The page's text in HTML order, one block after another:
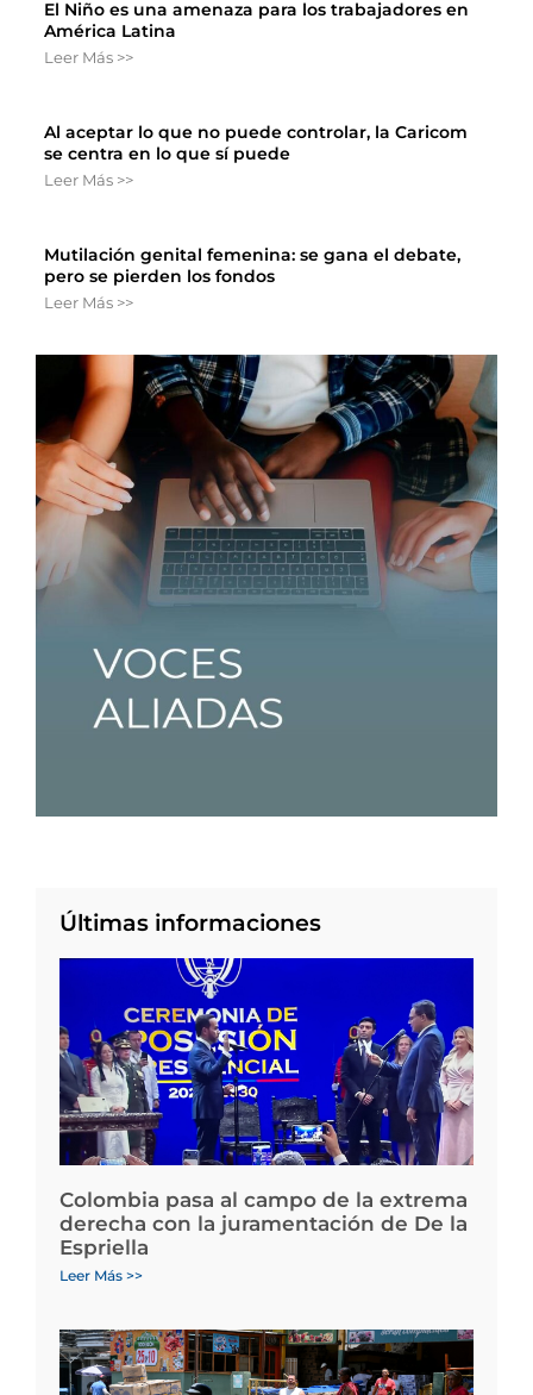
El Niño es una amenaza para los trabajadores en
América Latina
Leer Más >>
Al aceptar lo que no puede controlar, la Caricom
se centra en lo que sí puede
Leer Más >>
Mutilación genital femenina: se gana el debate,
pero se pierden los fondos
Leer Más >>
Últimas informaciones
Colombia pasa al campo de la extrema
derecha con la juramentación de De la
Espriella
Leer Más >>